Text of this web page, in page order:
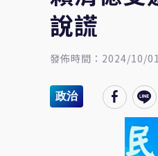
說謊
發佈時間：2024/10/
政治